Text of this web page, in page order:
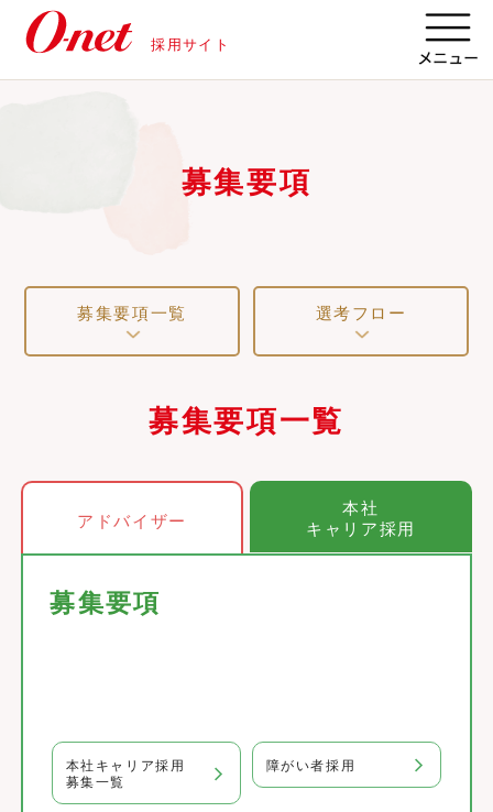
採用サイト
募集要項
募集要項一覧 選考フロー
募集要項一覧
アドバイザー
本社
キャリア採用
募集要項
本社キャリア採用
募集一覧
障がい者採用